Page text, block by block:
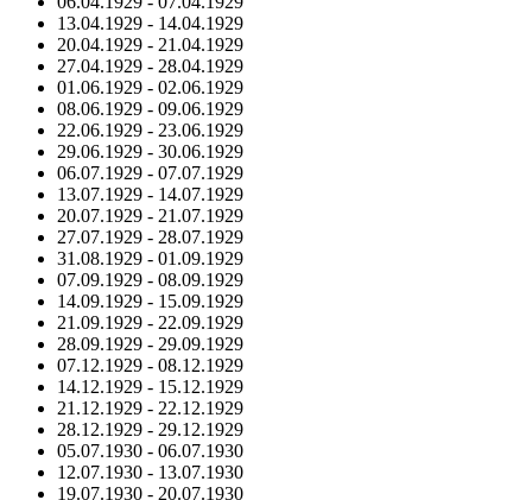
13.04.1929 - 14.04.1929
20.04.1929 - 21.04.1929
27.04.1929 - 28.04.1929
01.06.1929 - 02.06.1929
08.06.1929 - 09.06.1929
22.06.1929 - 23.06.1929
29.06.1929 - 30.06.1929
06.07.1929 - 07.07.1929
13.07.1929 - 14.07.1929
20.07.1929 - 21.07.1929
27.07.1929 - 28.07.1929
31.08.1929 - 01.09.1929
07.09.1929 - 08.09.1929
14.09.1929 - 15.09.1929
21.09.1929 - 22.09.1929
28.09.1929 - 29.09.1929
07.12.1929 - 08.12.1929
14.12.1929 - 15.12.1929
21.12.1929 - 22.12.1929
28.12.1929 - 29.12.1929
05.07.1930 - 06.07.1930
12.07.1930 - 13.07.1930
19.07.1930 - 20.07.1930